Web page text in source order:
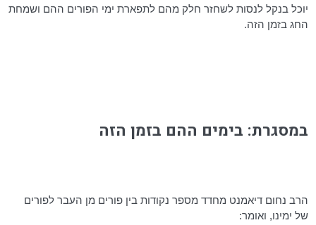
יוכל בנקל לנסות לשחזר חלק מהם לתפארת ימי הפורים ההם ושמחת
החג בזמן הזה.
במסגרת: בימים ההם בזמן הזה
הרב נחוםדיאמנט מחדד מספר נקודות בין פורים מן העבר לפורים
של ימינו, ואומר: